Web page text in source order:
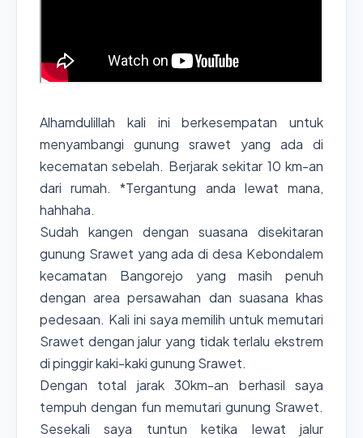
Alhamdulillah kali ini berkesempatan untuk
menyambangi gunung srawet yang ada di
kecematan sebelah. Berjarak sekitar 10 km-an
dari rumah. *Tergantung anda lewat mana,
hahhaha.
Sudah kangen dengan suasana disekitaran
gunung Srawet yang ada di desa Kebondalem
kecamatan Bangorejo yang masih penuh
dengan area persawahan dan suasana khas
pedesaan. Kali ini saya memilih untuk memutari
Srawet dengan jalur yang tidak terlalu ekstrem
di pinggir kaki-kaki gunung Srawet.
Dengan total jarak 30km-an berhasil saya
tempuh dengan fun memutari gunung Srawet.
Sesekali saya tuntun ketika lewat jalur